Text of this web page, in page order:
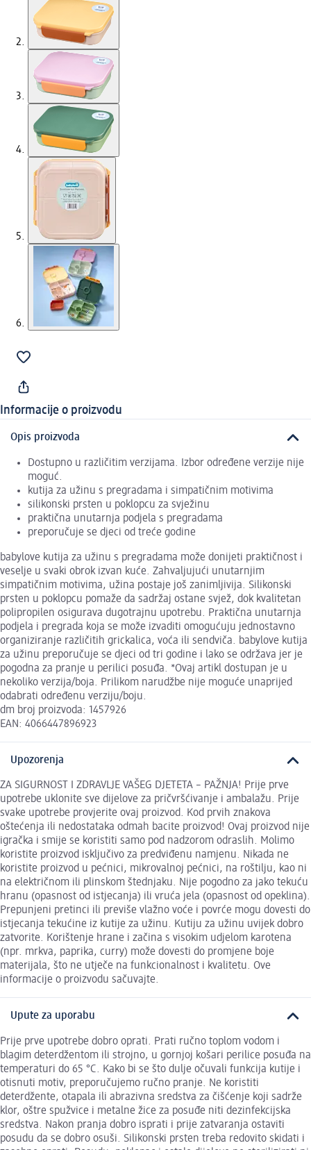
Informacije o proizvodu
Opis proizvoda
Dostupno u različitim verzijama. Izbor određene verzije nije
moguć.
kutija za užinu s pregradama i simpatičnim motivima
silikonski prsten u poklopcu za svježinu
praktična unutarnja podjela s pregradama
preporučuje se djeci od treće godine
babylove kutija za užinu s pregradama može donijeti praktičnost i
veselje u svaki obrok izvan kuće. Zahvaljujući unutarnjim
simpatičnim motivima, užina postaje još zanimljivija. Silikonski
prsten u poklopcu pomaže da sadržaj ostane svjež, dok kvalitetan
polipropilen osigurava dugotrajnu upotrebu. Praktična unutarnja
podjela i pregrada koja se može izvaditi omogućuju jednostavno
organiziranje različitih grickalica, voća ili sendviča. babylove kutija
za užinu preporučuje se djeci od tri godine i lako se održava jer je
pogodna za pranje u perilici posuđa. *Ovaj artikl dostupan je u
nekoliko verzija/boja. Prilikom narudžbe nije moguće unaprijed
odabrati određenu verziju/boju.
dm broj proizvoda: 1457926
EAN: 4066447896923
Upozorenja
ZA SIGURNOST I ZDRAVLJE VAŠEG DJETETA – PAŽNJA! Prije prve
upotrebe uklonite sve dijelove za pričvršćivanje i ambalažu. Prije
svake upotrebe provjerite ovaj proizvod. Kod prvih znakova
oštećenja ili nedostataka odmah bacite proizvod! Ovaj proizvod nije
igračka i smije se koristiti samo pod nadzorom odraslih. Molimo
koristite proizvod isključivo za predviđenu namjenu. Nikada ne
koristite proizvod u pećnici, mikrovalnoj pećnici, na roštilju, kao ni
na električnom ili plinskom štednjaku. Nije pogodno za jako tekuću
hranu (opasnost od istjecanja) ili vruća jela (opasnost od opeklina).
Prepunjeni pretinci ili previše vlažno voće i povrće mogu dovesti do
istjecanja tekućine iz kutije za užinu. Kutiju za užinu uvijek dobro
zatvorite. Korištenje hrane i začina s visokim udjelom karotena
(npr. mrkva, paprika, curry) može dovesti do promjene boje
materijala, što ne utječe na funkcionalnost i kvalitetu. Ove
informacije o proizvodu sačuvajte.
Upute za uporabu
Prije prve upotrebe dobro oprati. Prati ručno toplom vodom i
blagim deterdžentom ili strojno, u gornjoj košari perilice posuđa na
temperaturi do 65 °C. Kako bi se što dulje očuvali funkcija kutije i
otisnuti motiv, preporučujemo ručno pranje. Ne koristiti
deterdžente, otapala ili abrazivna sredstva za čišćenje koji sadrže
klor, oštre spužvice i metalne žice za posuđe niti dezinfekcijska
sredstva. Nakon pranja dobro isprati i prije zatvaranja ostaviti
posudu da se dobro osuši. Silikonski prsten treba redovito skidati i